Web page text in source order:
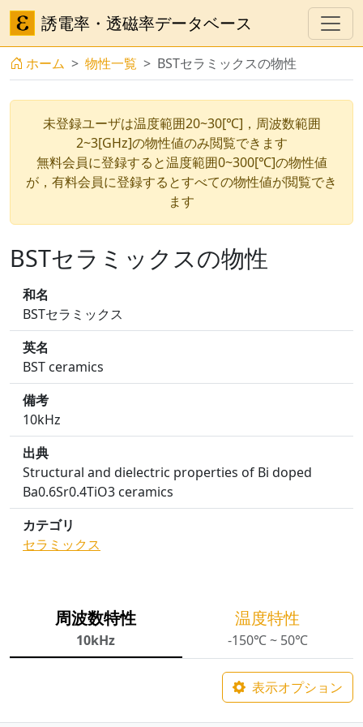
誘電率・透磁率データベース
ホーム 物性一覧 BSTセラミックスの物性
未登録ユーザは温度範囲20~30[℃]，周波数範囲
2~3[GHz]の物性値のみ閲覧できます
無料会員に登録すると温度範囲0~300[℃]の物性値
が，有料会員に登録するとすべての物性値が閲覧でき
ます
BSTセラミックスの物性
和名
BSTセラミックス
英名
BST ceramics
備考
10kHz
出典
Structural and dielectric properties of Bi doped
Ba0.6Sr0.4TiO3 ceramics
カテゴリ
セラミックス
周波数特性
10kHz
温度特性
-150℃ ~ 50℃
表示オプション